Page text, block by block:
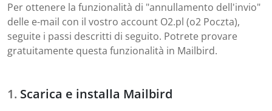
Per ottenere la funzionalità di "annullamento dell'invio"
delle e-mail con il vostro account O2.pl (o2 Poczta),
seguite i passi descritti di seguito. Potrete provare
gratuitamente questa funzionalità in Mailbird.
Scarica e installa Mailbird